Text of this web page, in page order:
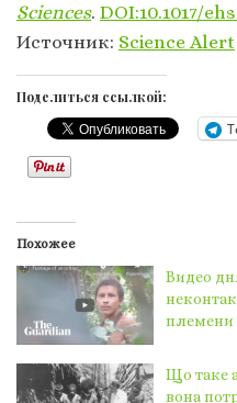
Sciences. DOI:10.1017/
Источник: Science Alert
Поделиться ссылкой:
Похожее
Видео
племени
Що таке
вона